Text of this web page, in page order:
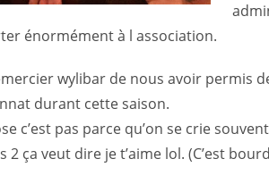
énormément à l association.
wylibar de nous avoir permis
durant cette saison.
c’est pas parce qu’on se crie
ça veut dire je t’aime lol. (C’est